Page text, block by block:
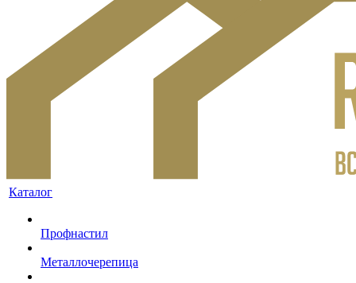
Каталог
Профнастил
Металлочерепица